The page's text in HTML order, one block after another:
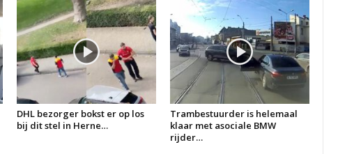
DHL bezorger bokst er op los
bij dit stel in Herne…
Trambestuurder is helemaal
klaar met asociale BMW
rijder…